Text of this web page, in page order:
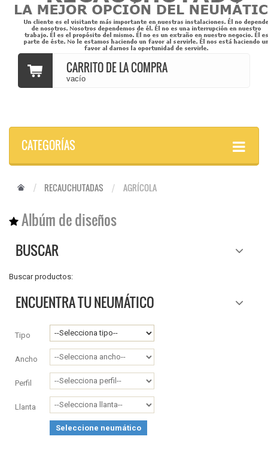
CARRITO DE LA COMPRA
vacío
CATEGORÍAS
RECAUCHUTADAS AGRÍCOLA
Albúm de diseños
BUSCAR
Buscar productos:
ENCUENTRA TU NEUMÁTICO
Tipo
Ancho
Perfil
Llanta
Seleccione neumático